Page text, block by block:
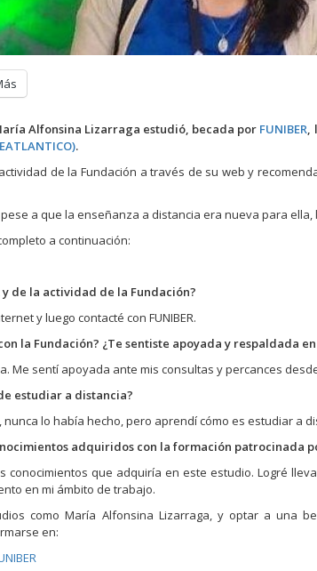
Alfonsina Lizarraga estudió, becada por FUNIBER,
.
de la Fundación a través de su web y
a que la enseñanza a distancia era nueva para
a continuación:
y de la actividad de la Fundación?
y luego contacté con FUNIBER.
la Fundación? ¿Te sentiste apoyada y respaldada
Me sentí apoyada ante mis consultas y percances desde
estudiar a distancia?
lo había hecho, pero aprendí cómo es estudiar a
adquiridos con la formación patrocinada
conocimientos que adquiría en este estudio. Logré
en mi ámbito de trabajo.
como María Alfonsina Lizarraga, y optar a una
en: